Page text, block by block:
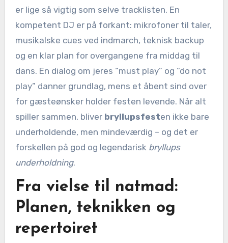
er lige så vigtig som selve tracklisten. En
kompetent DJ er på forkant: mikrofoner til taler,
musikalske cues ved indmarch, teknisk backup
og en klar plan for overgangene fra middag til
dans. En dialog om jeres “must play” og “do not
play” danner grundlag, mens et åbent sind over
for gæsteønsker holder festen levende. Når alt
spiller sammen, bliver bryllupsfesten ikke bare
underholdende, men mindeværdig – og det er
forskellen på god og legendarisk bryllups
underholdning.
Fra vielse til natmad:
Planen, teknikken og
repertoiret